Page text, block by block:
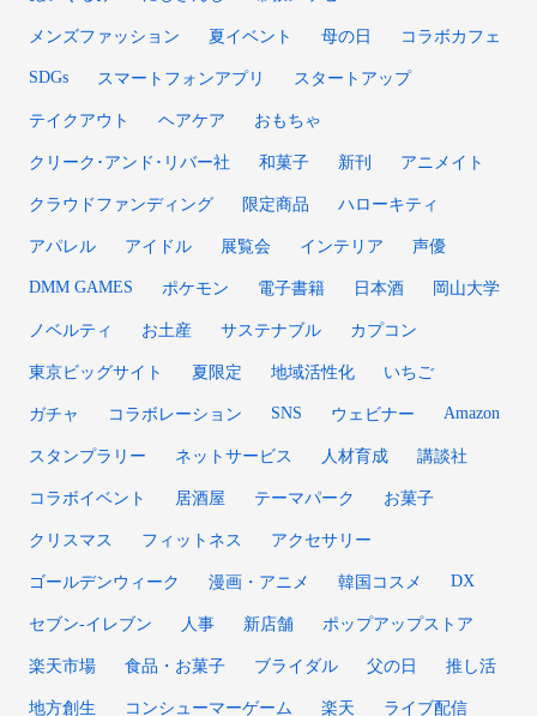
メンズファッション 夏イベント 母の日 コラボカフェ
SDGs スマートフォンアプリ スタートアップ
テイクアウト ヘアケア おもちゃ
クリーク･アンド･リバー社 和菓子 新刊 アニメイト
クラウドファンディング 限定商品 ハローキティ
アパレル アイドル 展覧会 インテリア 声優
DMM GAMES ポケモン 電子書籍 日本酒 岡山大学
ノベルティ お土産 サステナブル カプコン
東京ビッグサイト 夏限定 地域活性化 いちご
ガチャ コラボレーション SNS ウェビナー Amazon
スタンプラリー ネットサービス 人材育成 講談社
コラボイベント 居酒屋 テーマパーク お菓子
クリスマス フィットネス アクセサリー
ゴールデンウィーク 漫画・アニメ 韓国コスメ DX
セブン‐イレブン 人事 新店舗 ポップアップストア
楽天市場 食品・お菓子 ブライダル 父の日 推し活
地方創生 コンシューマーゲーム 楽天 ライブ配信